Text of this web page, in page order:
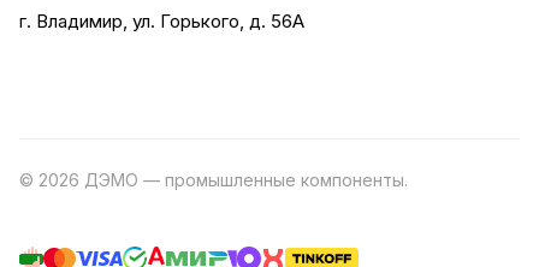
г. Владимир, ул. Горького, д. 56А
© 2026 ДЭМО — промышленные компоненты.